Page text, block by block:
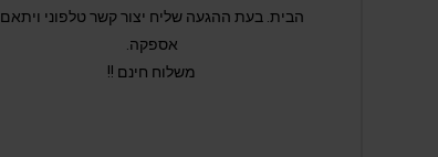
הבית. בעת ההגעה שליח יצור קשר טלפוני ויתאם
אספקה.
משלוח חינם !!